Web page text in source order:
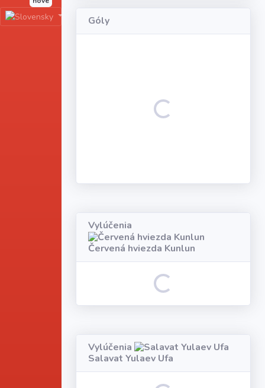
Góly
Loading...
Vylúčenia
Červená hviezda Kunlun
Loading...
Vylúčenia
Salavat Yulaev Ufa